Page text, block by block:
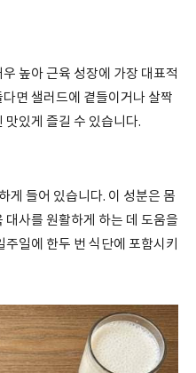
높아 근육 성장에 가장 대표적
면 샐러드에 곁들이거나 살짝
맛있게 즐길 수 있습니다.
게 들어 있습니다. 이 성분은 몸
사를 원활하게 하는 데 도움을
일에 한두 번 식단에 포함시키